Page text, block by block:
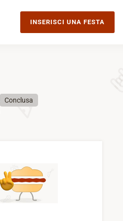
INSERISCI UNA FESTA
Conclusa